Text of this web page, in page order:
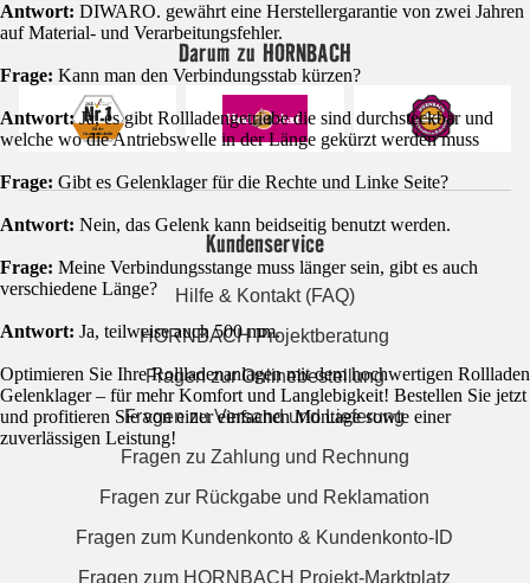
Antwort: DIWARO. gewährt eine Herstellergarantie von zwei Jahren
auf Material- und Verarbeitungsfehler.
Frage: Kann man den Verbindungsstab kürzen?
Antwort:Ja, es gibt Rollladengetriebe die sind durchsteckbar und
welche wo die Antriebswelle in der Länge gekürzt werden muss
Frage: Gibt es Gelenklager für die Rechte und Linke Seite?
Antwort: Nein, das Gelenk kann beidseitig benutzt werden.
Frage: Meine Verbindungsstange muss länger sein, gibt es auch
verschiedene Länge?
Antwort: Ja, teilweise auch 500 mm.
Optimieren Sie Ihre Rollladenanlagen mit dem hochwertigen Rollladen
Gelenklager – für mehr Komfort und Langlebigkeit! Bestellen Sie jetzt
und profitieren Sie von einer einfachen Montage sowie einer
zuverlässigen Leistung!
Darum zu HORNBACH
Kundenservice
Hilfe & Kontakt (FAQ)
HORNBACH Projektberatung
Fragen zur Onlinebestellung
Fragen zu Versand und Lieferung
Fragen zu Zahlung und Rechnung
Fragen zur Rückgabe und Reklamation
Fragen zum Kundenkonto & Kundenkonto-ID
Fragen zum HORNBACH Projekt-Marktplatz